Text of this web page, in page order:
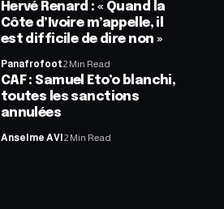
Hervé Renard : « Quand la
Côte d’Ivoire m’appelle, il
est difficile de dire non »
Panafrofoot2 Min Read
CAF : Samuel Eto’o blanchi,
toutes les sanctions
annulées
Anselme AVI 2 Min Read